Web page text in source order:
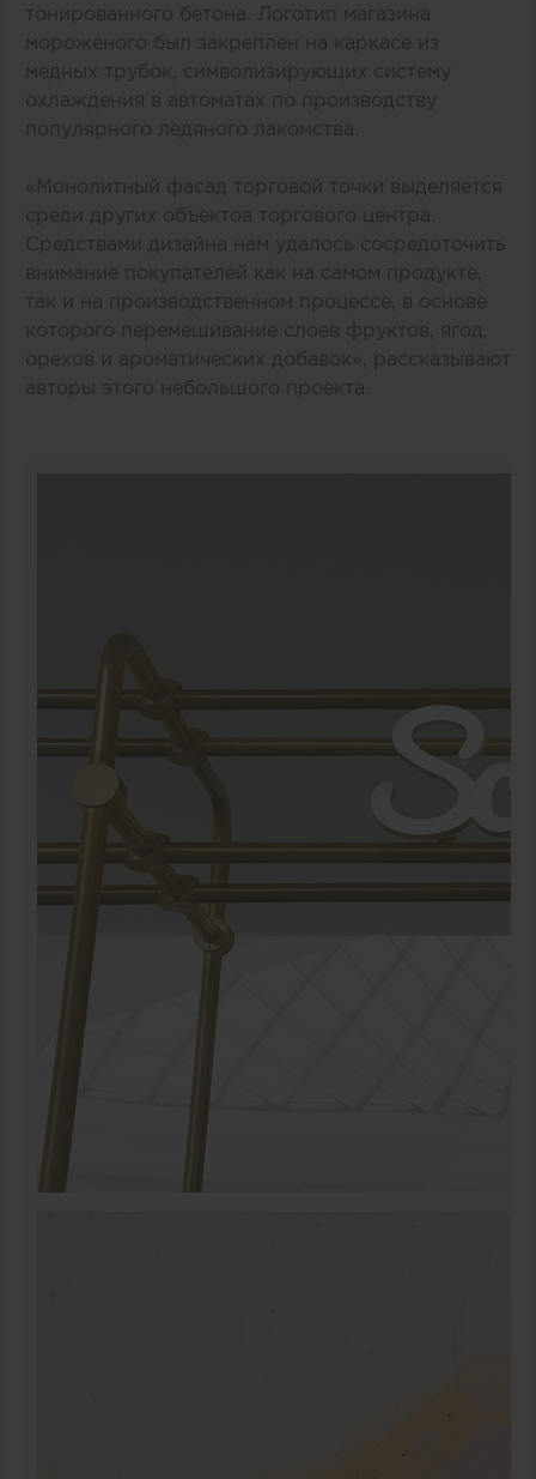
тонированного бетона. Логотип магазина
мороженого был закреплен на каркасе из
медных трубок, символизирующих систему
охлаждения в автоматах по производству
популярного ледяного лакомства.
«Монолитный фасад торговой точки выделяется
среди других объектов торгового центра.
Средствами дизайна нам удалось сосредоточить
внимание покупателей как на самом продукте,
так и на производственном процессе, в основе
которого перемешивание слоев фруктов, ягод,
орехов и ароматических добавок», рассказывают
авторы этого небольшого проекта.